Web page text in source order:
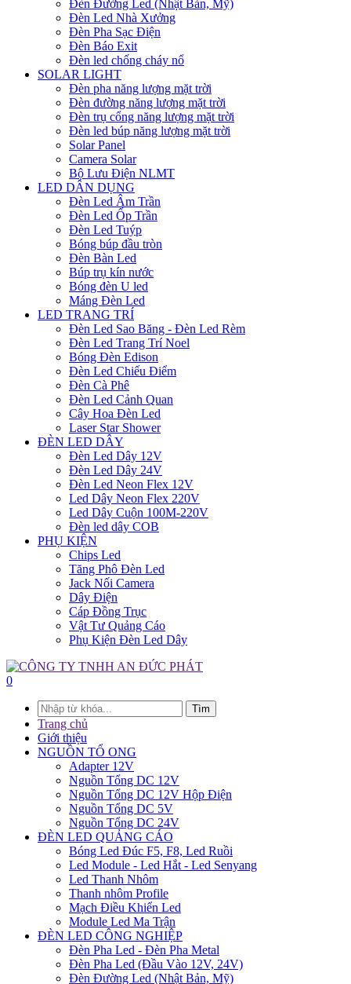
Đèn Đường Led (Nhật Bản, Mỹ)
Đèn Led Nhà Xưởng
Đèn Pha Sạc Điện
Đèn Báo Exit
Đèn led chống cháy nổ
SOLAR LIGHT
Đèn pha năng lượng mặt trời
Đèn đường năng lượng mặt trời
Đèn trụ cổng năng lượng mặt trời
Đèn led búp năng lượng mặt trời
Solar Panel
Camera Solar
Bộ Lưu Điện NLMT
LED DÂN DỤNG
Đèn Led Âm Trần
Đèn Led Ốp Trần
Đèn Led Tuýp
Bóng búp đầu tròn
Đèn Bàn Led
Búp trụ kín nước
Bóng đèn U led
Máng Đèn Led
LED TRANG TRÍ
Đèn Led Sao Băng - Đèn Led Rèm
Đèn Led Trang Trí Noel
Bóng Đèn Edison
Đèn Led Chiếu Điểm
Đèn Cà Phê
Đèn Led Cảnh Quan
Cây Hoa Đèn Led
Laser Star Shower
ĐÈN LED DÂY
Đèn Led Dây 12V
Đèn Led Dây 24V
Đèn Led Neon Flex 12V
Led Dây Neon Flex 220V
Led Dây Cuộn 100M-220V
Đèn led dây COB
PHỤ KIỆN
Chips Led
Tăng Phô Đèn Led
Jack Nối Camera
Dây Điện
Cáp Đồng Trục
Vật Tư Quảng Cáo
Phụ Kiện Đèn Led Dây
0
Tìm
Trang chủ
Giới thiệu
NGUỒN TỔ ONG
Adapter 12V
Nguồn Tổng DC 12V
Nguồn Tổng DC 12V Hộp Điện
Nguồn Tổng DC 5V
Nguồn Tổng DC 24V
ĐÈN LED QUẢNG CÁO
Bóng Led Đúc F5, F8, Led Ruồi
Led Module - Led Hắt - Led Senyang
Led Thanh Nhôm
Thanh nhôm Profile
Mạch Điều Khiển Led
Module Led Ma Trận
ĐÈN LED CÔNG NGHIỆP
Đèn Pha Led - Đèn Pha Metal
Đèn Pha Led (Đầu Vào 12V, 24V)
Đèn Đường Led (Nhật Bản, Mỹ)